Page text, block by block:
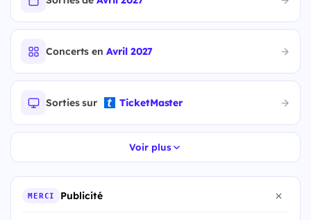
Concerts enAvril 2027
Sorties sur TicketMaster
Voir plus
MERCI Publicité